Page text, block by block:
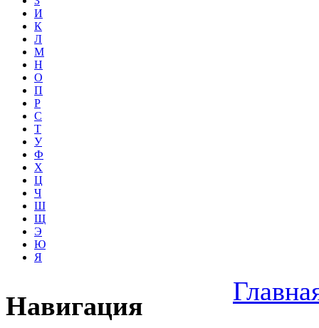
И
К
Л
М
Н
О
П
Р
С
Т
У
Ф
Х
Ц
Ч
Ш
Щ
Э
Ю
Я
Навигация